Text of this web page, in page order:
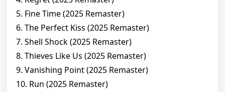
5. Fine Time (2025 Remaster)
6. The Perfect Kiss (2025 Remaster)
7. Shell Shock (2025 Remaster)
8. Thieves Like Us (2025 Remaster)
9. Vanishing Point (2025 Remaster)
10. Run (2025 Remaster)